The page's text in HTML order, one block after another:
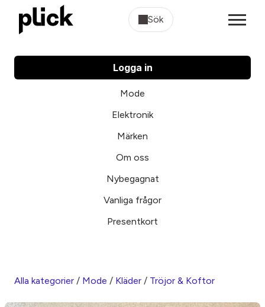
Sök
Logga in
Mode
Elektronik
Märken
Om oss
Nybegagnat
Vanliga frågor
Presentkort
Alla kategorier / Mode / Kläder / Tröjor & Koftor